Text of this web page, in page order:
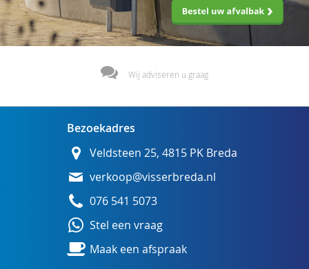
Wij adviseren u graag
Bezoekadres
Veldsteen 25, 4815 PK Breda
verkoop@visserbreda.nl
076 541 5073
Stel een vraag
Maak een afspraak